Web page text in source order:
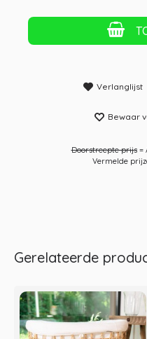
Verlanglijst
Bewaar
Doorstreepte prijs=
Vermelde
Gerelateerde